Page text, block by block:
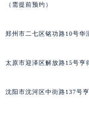
（需提前预约）
郑州市二七区铭功路10号华
太原市迎泽区解放路15号亨
沈阳市沈河区中街路137号